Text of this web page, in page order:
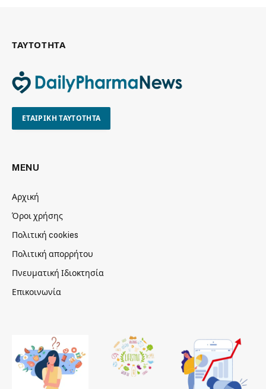
ΤΑΥΤΟΤΗΤΑ
ΕΤΑΙΡΙΚΗ ΤΑΥΤΟΤΗΤΑ
MENU
Αρχική
Όροι χρήσης
Πολιτική cookies
Πολιτική απορρήτου
Πνευματική Ιδιοκτησία
Επικοινωνία